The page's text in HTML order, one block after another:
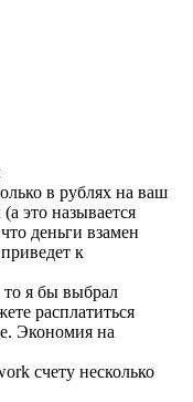
в рублях на ваш
(а это называется
деньги взамен
к
то я бы выбрал
расплатиться
Экономия на
счету несколько